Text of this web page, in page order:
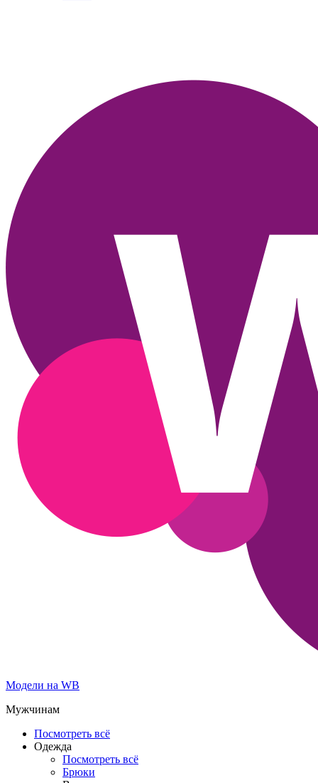
Модели на WB
Мужчинам
Посмотреть всё
Одежда
Посмотреть всё
Брюки